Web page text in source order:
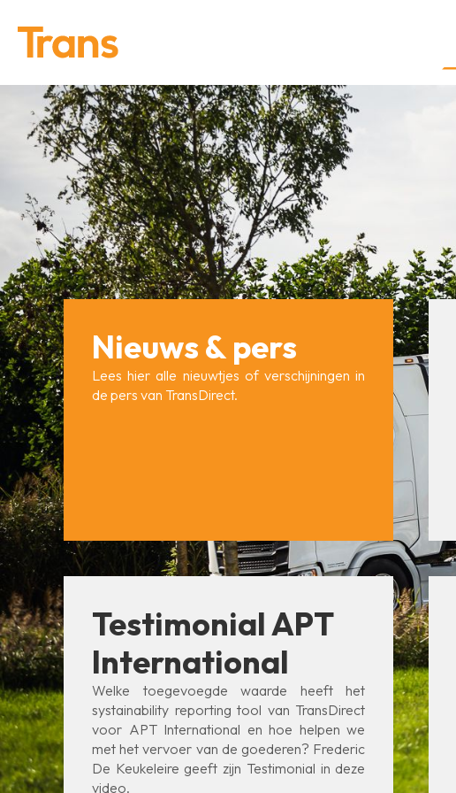
Nieuws & pers
Lees hier alle nieuwtjes of verschijningen in
de pers van TransDirect.
Testimonial APT
International
Welke toegevoegde waarde heeft het
systainability reporting tool van TransDirect
voor APT International en hoe helpen we
met het vervoer van de goederen? Frederic
De Keukeleire geeft zijn Testimonial in deze
video.